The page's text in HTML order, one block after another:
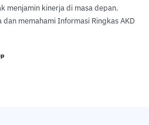
menjamin kinerja di masa depan.
memahami Informasi Ringkas AKD